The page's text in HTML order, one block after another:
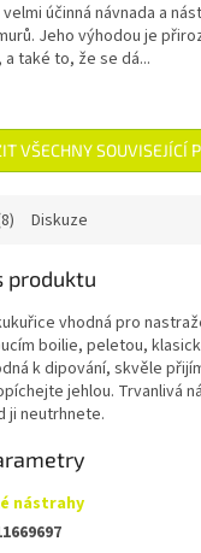
účinná návnada a
Jeho výhodou je
také to, že se dá...
VŠECHNY SOUVISEJÍCÍ
Diskuze
produktu
vhodná pro
boilie, peletou,
k dipování, skvěle
jehlou. Trvanlivá
ji neutrhnete.
nástrahy